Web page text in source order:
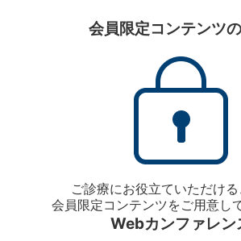
会員限定コンテンツ
ご診療にお役立ていただけ
会員限定コンテンツをご用意し
Webカンファレン